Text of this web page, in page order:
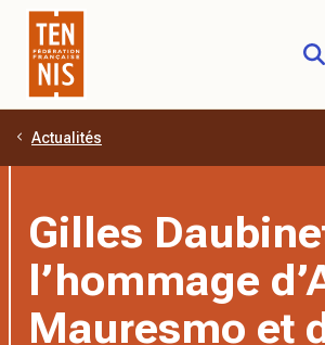
Aller au contenu principal
Actualités
Gilles
l’hommage
Mauresmo et